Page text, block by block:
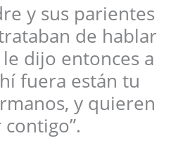
y sus parientes
de hablar
dijo entonces a
fuera están tu
y quieren